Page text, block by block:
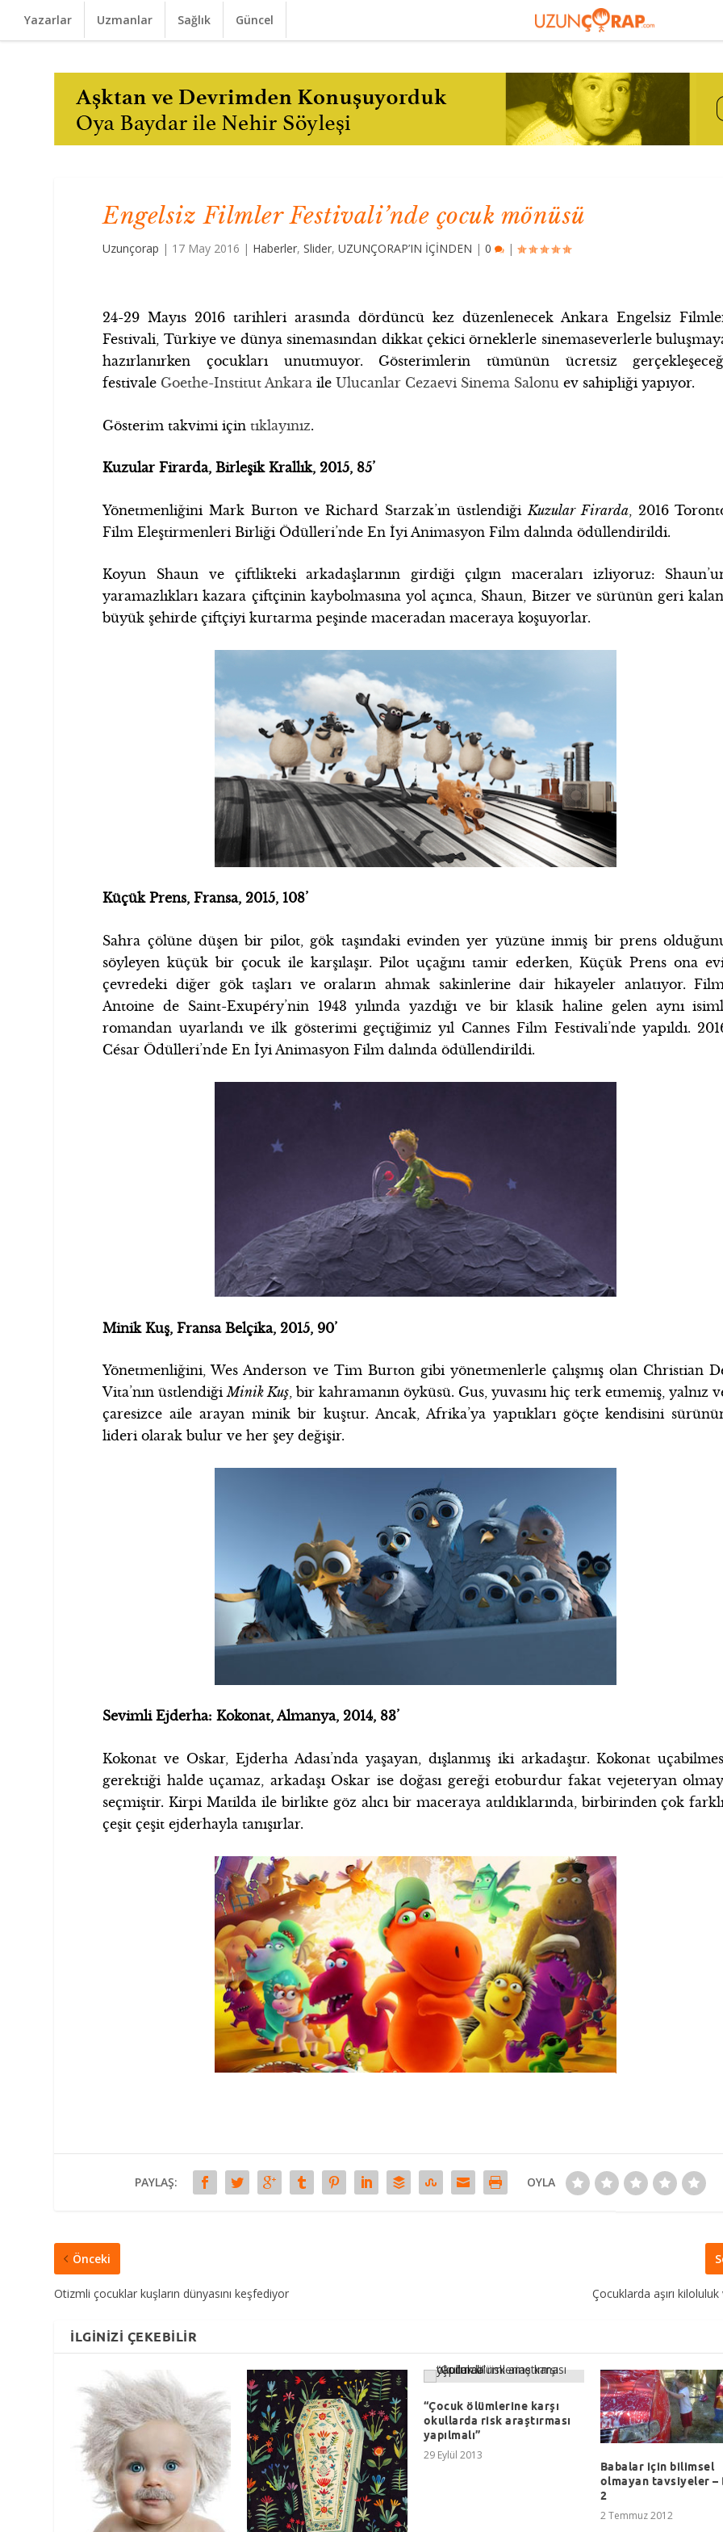
Yazarlar Uzmanlar Sağlık Güncel
Engelsiz Filmler Festivali’nde çocuk mönüsü
Uzunçorap | 17 May 2016 | Haberler,Slider,UZUNÇORAP’IN İÇİNDEN |0 |
24-29 Mayıs 2016 tarihleri arasında dördüncü kez düzenlenecek Ankara Engelsiz
Festivali, Türkiye ve dünya sinemasından dikkat çekici örneklerle sinemaseverlerle
hazırlanırken çocukları unutmuyor. Gösterimlerin tümünün ücretsiz
festivale Goethe-Institut Ankara ileUlucanlar Cezaevi Sinema Salonu ev sahipliği yapıyor.
Gösterim takvimi içintıklayınız.
Kuzular Firarda, Birleşik Krallık, 2015, 85’
Yönetmenliğini Mark Burton ve Richard Starzak’ın üstlendiği Kuzular Firarda, 2016
Film Eleştirmenleri Birliği Ödülleri’nde En İyi Animasyon Film dalında ödüllendirildi.
Koyun Shaun ve çiftlikteki arkadaşlarının girdiği çılgın maceraları izliyoruz:
yaramazlıkları kazara çiftçinin kaybolmasına yol açınca, Shaun, Bitzer ve sürünün geri
büyük şehirde çiftçiyi kurtarma peşinde maceradan maceraya koşuyorlar.
Küçük Prens, Fransa, 2015, 108’
Sahra çölüne düşen bir pilot, gök taşındaki evinden yer yüzüne inmiş bir prens
söyleyen küçük bir çocuk ile karşılaşır. Pilot uçağını tamir ederken, Küçük Prens ona
çevredeki diğer gök taşları ve oraların ahmak sakinlerine dair hikayeler anlatıyor.
Antoine de Saint-Exupéry’nin 1943 yılında yazdığı ve bir klasik haline gelen aynı
romandan uyarlandı ve ilk gösterimi geçtiğimiz yıl Cannes Film Festivali’nde yapıldı.
César Ödülleri’nde En İyi Animasyon Film dalında ödüllendirildi.
Minik Kuş, Fransa Belçika, 2015, 90’
Yönetmenliğini, Wes Anderson ve Tim Burton gibi yönetmenlerle çalışmış olan Christian
Vita’nın üstlendiğiMinik Kuş, bir kahramanın öyküsü. Gus, yuvasını hiç terk etmemiş, yalnız
çaresizce aile arayan minik bir kuştur. Ancak, Afrika’ya yaptıkları göçte kendisini
lideri olarak bulur ve her şey değişir.
Sevimli Ejderha: Kokonat, Almanya, 2014, 83’
Kokonat ve Oskar, Ejderha Adası’nda yaşayan, dışlanmış iki arkadaştır. Kokonat
gerektiği halde uçamaz, arkadaşı Oskar ise doğası gereği etoburdur fakat vejeteryan
seçmiştir. Kirpi Matilda ile birlikte göz alıcı bir maceraya atıldıklarında, birbirinden çok
çeşit çeşit ejderhayla tanışırlar.
PAYLAŞ: OYLA
Önceki
Otizmli çocuklar kuşların dünyasını keşfediyor Çocuklarda aşırı
İLGINIZI ÇEKEBILIR
“Çocuk ölümlerine karşı
okullarda risk araştırması
yapılmalı”
29 Eylül 2013
Babalar için bilimsel
olmayan tavsiyeler –
2
2 Temmuz 2012